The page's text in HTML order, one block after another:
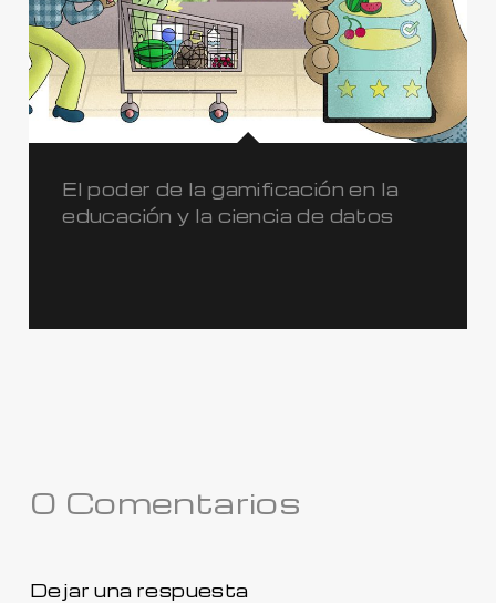
El poder de la gamificación en la
educación y la ciencia de datos
0 Comentarios
Dejar una respuesta